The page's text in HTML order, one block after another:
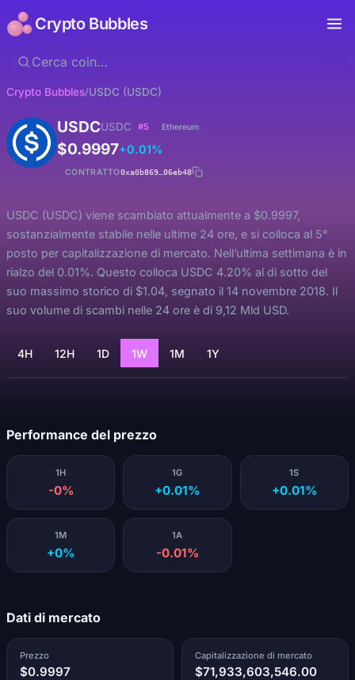
Crypto Bubbles
Crypto Bubbles/USDC (USDC)
USDCUSDC #5 Ethereum
$0.9997+0.01%
CONTRATTO0xa0b869…06eb48
USDC (USDC) viene scambiato attualmente a $0.9997,
sostanzialmente stabile nelle ultime 24 ore, e si colloca al 5°
posto per capitalizzazione di mercato. Nell’ultima settimana è in
rialzo del 0.01%. Questo colloca USDC 4.20% al di sotto del
suo massimo storico di $1.04, segnato il 14 novembre 2018. Il
suo volume di scambi nelle 24 ore è di 9,12 Mld USD.
4H 12H 1D 1W 1M 1Y
Performance del prezzo
1H
-0%
1G
+0.01%
1S
+0.01%
1M
+0%
1A
-0.01%
Dati di mercato
Prezzo
$0.9997
Capitalizzazione di mercato
$71,933,603,546.00